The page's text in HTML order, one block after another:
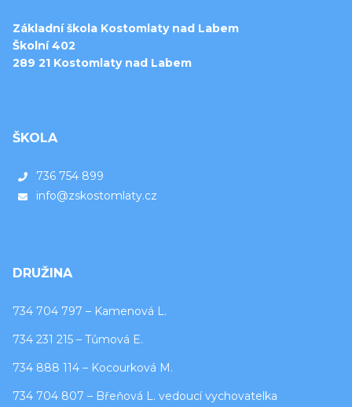
Základní škola Kostomlaty nad Labem
Školní 402
289 21 Kostomlaty nad Labem
ŠKOLA
736 754 899
info@zskostomlaty.cz
DRUŽINA
734 704 797 – Kamenová L.
734 231 215 – Tůmová E.
734 888 114 – Kocourková M.
734 704 807 – Břeňová L. vedoucí vychovatelka